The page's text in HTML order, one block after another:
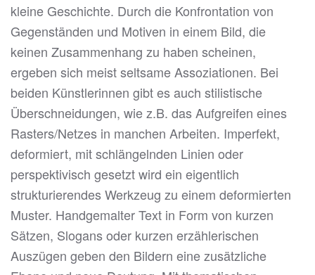
kleine Geschichte. Durch die Konfrontation von
Gegenständen und Motiven in einem Bild, die
keinen Zusammenhang zu haben scheinen,
ergeben sich meist seltsame Assoziationen. Bei
beiden Künstlerinnen gibt es auch stilistische
Überschneidungen, wie z.B. das Aufgreifen eines
Rasters/Netzes in manchen Arbeiten. Imperfekt,
deformiert, mit schlängelnden Linien oder
perspektivisch gesetzt wird ein eigentlich
strukturierendes Werkzeug zu einem deformierten
Muster. Handgemalter Text in Form von kurzen
Sätzen, Slogans oder kurzen erzählerischen
Auszügen geben den Bildern eine zusätzliche